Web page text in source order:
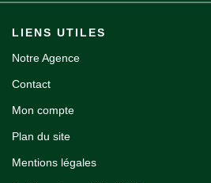
LIENS UTILES
Notre Agence
Contact
Mon compte
Plan du site
Mentions légales